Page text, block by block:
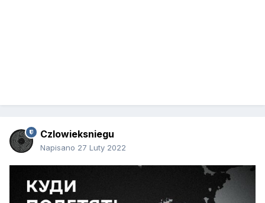
Czlowieksniegu
Napisano 27 Luty 2022